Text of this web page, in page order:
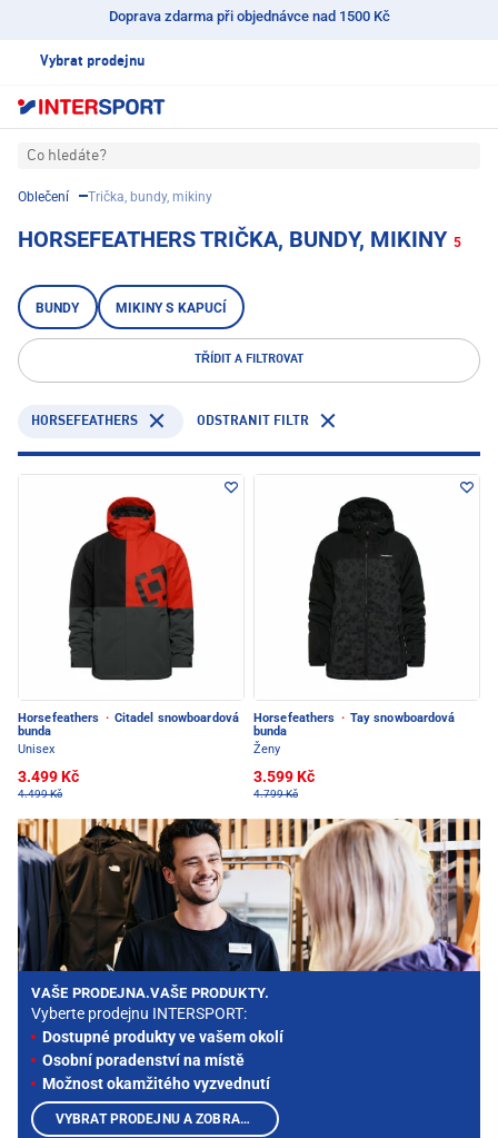
Doprava zdarma při objednávce nad 1500 Kč
Vybrat prodejnu
Co hledáte?
Oblečení Trička, bundy, mikiny
HORSEFEATHERS TRIČKA, BUNDY, MIKINY 5
BUNDY MIKINY S KAPUCÍ
TŘÍDIT A FILTROVAT
HORSEFEATHERS ODSTRANIT FILTR
Horsefeathers · Citadel snowboardová
bunda
Unisex
3.499 Kč
4.499 Kč
Horsefeathers · Tay snowboardová
bunda
Ženy
3.599 Kč
4.799 Kč
VAŠE PRODEJNA.VAŠE PRODUKTY.
Vyberte prodejnu INTERSPORT:
Dostupné produkty ve vašem okolí
Osobní poradenství na místě
Možnost okamžitého vyzvednutí
VYBRAT PRODEJNU A ZOBRAZIT PRODUKTY